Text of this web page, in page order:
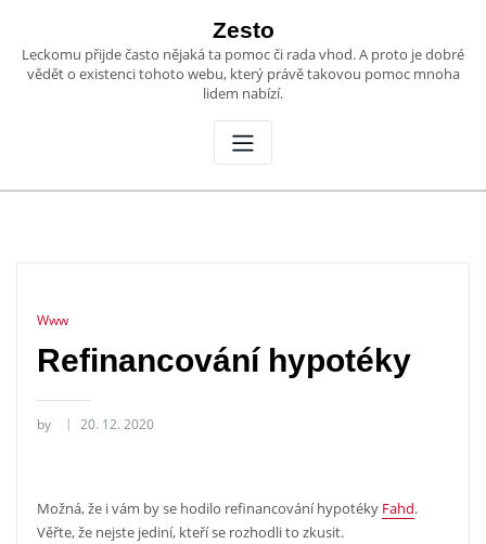
content
Zesto
Leckomu přijde často nějaká ta pomoc či rada vhod. A proto je dobré
vědět o existenci tohoto webu, který právě takovou pomoc mnoha
lidem nabízí.
Www
Refinancování hypotéky
by 20. 12. 2020
Možná, že i vám by se hodilo refinancování hypotéky Fahd.
Věřte, že nejste jediní, kteří se rozhodli to zkusit.